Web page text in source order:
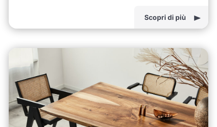
Scopri di più